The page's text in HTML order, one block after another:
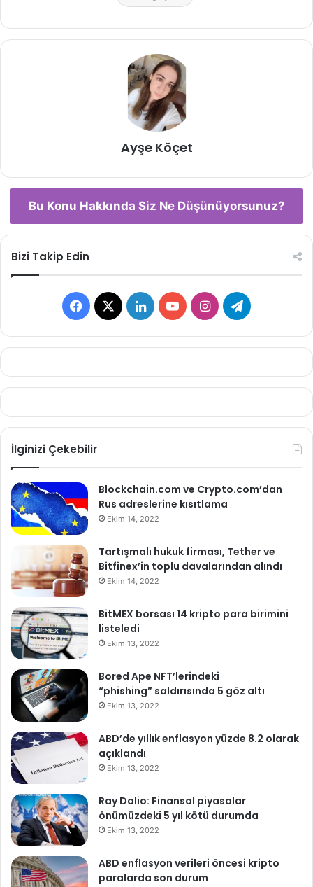
Ayşe Köçet
Bu Konu Hakkında Siz Ne Düşünüyorsunuz?
Bizi Takip Edin
Facebook
X LinkedInYouTubeInstagramTelegram
İlginizi Çekebilir
Blockchain.com ve Crypto.com’dan
Rus adreslerine kısıtlama
Ekim 14, 2022
Tartışmalı hukuk firması, Tether ve
Bitfinex’in toplu davalarından alındı
Ekim 14, 2022
BitMEX borsası 14 kripto para birimini
listeledi
Ekim 13, 2022
Bored Ape NFT’lerindeki
“phishing” saldırısında 5 göz altı
Ekim 13, 2022
ABD’de yıllık enflasyon yüzde 8.2 olarak
açıklandı
Ekim 13, 2022
Ray Dalio: Finansal piyasalar
önümüzdeki 5 yıl kötü durumda
Ekim 13, 2022
ABD enflasyon verileri öncesi kripto
paralarda son durum